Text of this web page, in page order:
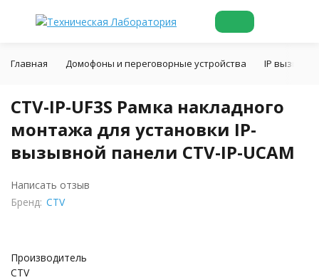
Главная Домофоны и переговорные устройства IP
CTV-IP-UF3S Рамка накладного
монтажа для установки IP-
вызывной панели CTV-IP-UCAM
Написать отзыв
Бренд: CTV
Производитель
CTV